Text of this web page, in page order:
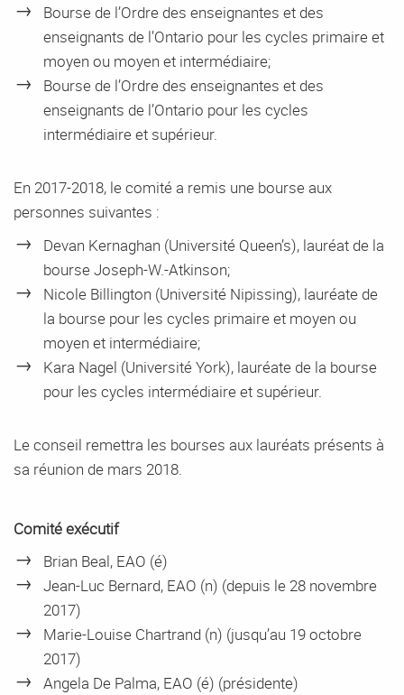
Bourse de l’Ordre des enseignantes et des
enseignants de l’Ontario pour les cycles primaire et
moyen ou moyen et intermédiaire;
Bourse de l’Ordre des enseignantes et des
enseignants de l’Ontario pour les cycles
intermédiaire et supérieur.
En 2017-2018, le comité a remis une bourse aux
personnes suivantes :
Devan Kernaghan (Université Queen’s), lauréat de la
bourse Joseph-W.-Atkinson;
Nicole Billington (Université Nipissing), lauréate de
la bourse pour les cycles primaire et moyen ou
moyen et intermédiaire;
Kara Nagel (Université York), lauréate de la bourse
pour les cycles intermédiaire et supérieur.
Le conseil remettra les bourses aux lauréats présents à
sa réunion de mars 2018.
Comité exécutif
Brian Beal, EAO (é)
Jean-Luc Bernard, EAO (n) (depuis le 28 novembre
2017)
Marie-Louise Chartrand (n) (jusqu’au 19 octobre
2017)
Angela De Palma, EAO (é) (présidente)